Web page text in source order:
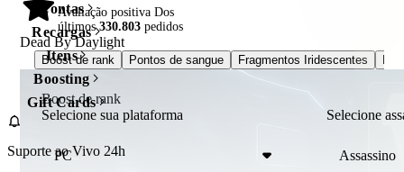
Contas
Recargas
Itens
Boosting
Gift Cards
Suporte ao Vivo 24h
Avaliação positiva Dos
últimos330.803 pedidos
Dead By Daylight
Boost de rank Pontos de sangue Fragmentos Iridescentes
Boost de rank
Selecione sua plataforma
PC
Selecione
Assassino